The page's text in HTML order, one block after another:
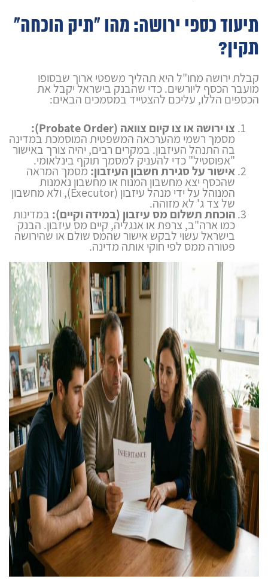
תיעוד כספי ירושה: מהו "תיק הוכחה"
תקין?
קבלת ירושה מחו"ל היא תהליך משפטי ארוך שבסופו
מועבר הכסף ליורשים. כדי שהבנק בישראל יקבל את
הכספים הללו, עליכם להצטייד במסמכים הבאים:
צו ירושה או צו קיום צוואה (Probate Order):
מסמך רשמי מהערכאה המשפטית המוסמכת במדינה
בה התנהל העיזבון. במקרים רבים, יהיה צורך באישור
"אפוסטיל" כדי להעניק למסמך תוקף בינלאומי.
אישור על סגירת חשבון העיזבון: מסמך המראה
שהכסף יצא מחשבון המנוח או מחשבון נאמנות
המנוהל על ידי מנהל עיזבון (Executor), ולא מחשבון
של צד ג' לא מזוהה.
הוכחת תשלום מס עיזבון (במידה וקיים): במדינות
כמו ארה"ב, צרפת או אנגליה, קיים מס עיזבון. הבנק
בישראל עשוי לבקש אישור שהמס שולם או שהירושה
פטורה ממס לפי חוקי אותה מדינה.